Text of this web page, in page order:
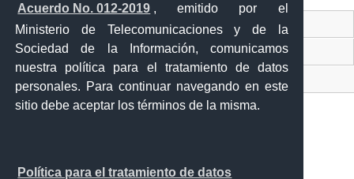
Acuerdo No. 012-2019 , emitido por el
Ministerio de Telecomunicaciones y de la
Sociedad de la Información, comunicamos
nuestra política para el tratamiento de datos
personales. Para continuar navegando en este
sitio debe aceptar los términos de la misma.
Política para el tratamiento de datos
Contacto Ciudadano
Ventanilla Única de Comercio Exterior
Sistema Nacional de Información (SNI)
Calle 12 de febrero y Vicente Rocafuerte